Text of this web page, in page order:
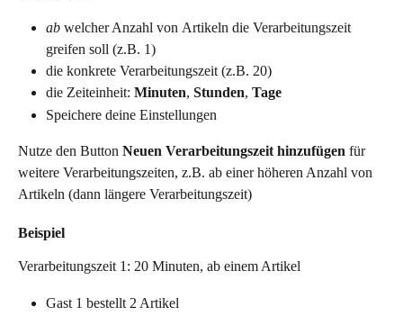
ab welcher Anzahl von Artikeln die Verarbeitungszeit
greifen soll (z.B. 1)
die konkrete Verarbeitungszeit (z.B. 20)
die Zeiteinheit: Minuten, Stunden, Tage
Speichere deine Einstellungen
Nutze den Button Neuen Verarbeitungszeit hinzufügen für
weitere Verarbeitungszeiten, z.B. ab einer höheren Anzahl von
Artikeln (dann längere Verarbeitungszeit)
Beispiel
Verarbeitungszeit 1: 20 Minuten, ab einem Artikel
Gast 1 bestellt 2 Artikel